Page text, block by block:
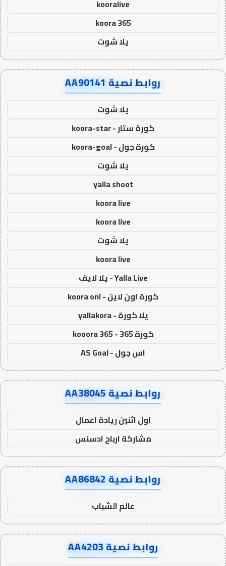
kooralive
koora 365
يلا شوت
روابط نصية AA90141
يلا شوت
كورة ستار - koora-star
كورة جول - koora-goal
يلا شوت
yalla shoot
koora live
koora live
يلا شوت
koora live
Yalla Live - يلا لايف
كورة اون لاين - koora onl
يلا كورة - yallakora
كورة 365 - kooora 365
اس جول - AS Goal
روابط نصية AA38045
اول اثنين ريادة اعمال
مشاركة ارباح ادسنس
روابط نصية AA86842
عالم الشباب
روابط نصية AA4203